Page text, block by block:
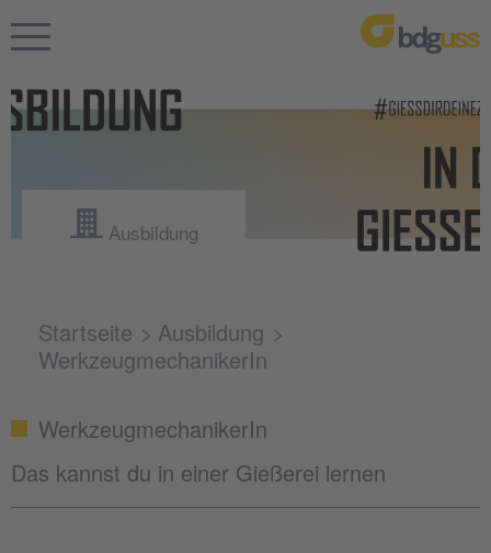
Ausbildung
Startseite
Ausbildung
WerkzeugmechanikerIn
WerkzeugmechanikerIn
Das kannst du in einer Gießerei lernen